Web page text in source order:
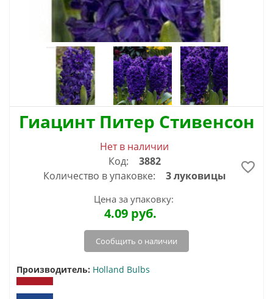
Гиацинт Питер Стивенсон
Нет в наличии
Код:
3882
Количество в упаковке:
3 луковицы
Цена за упаковку:
4.09 руб.
Сообщить о наличии
Производитель: Holland Bulbs